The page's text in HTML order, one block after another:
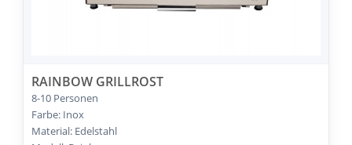
RAINBOW GRILLROST
8-10 Personen
Farbe: Inox
Material: Edelstahl